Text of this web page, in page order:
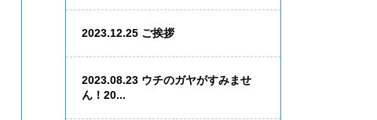
2023.12.25 ご挨拶
2023.08.23 ウチのガヤがすみませ
ん！20...